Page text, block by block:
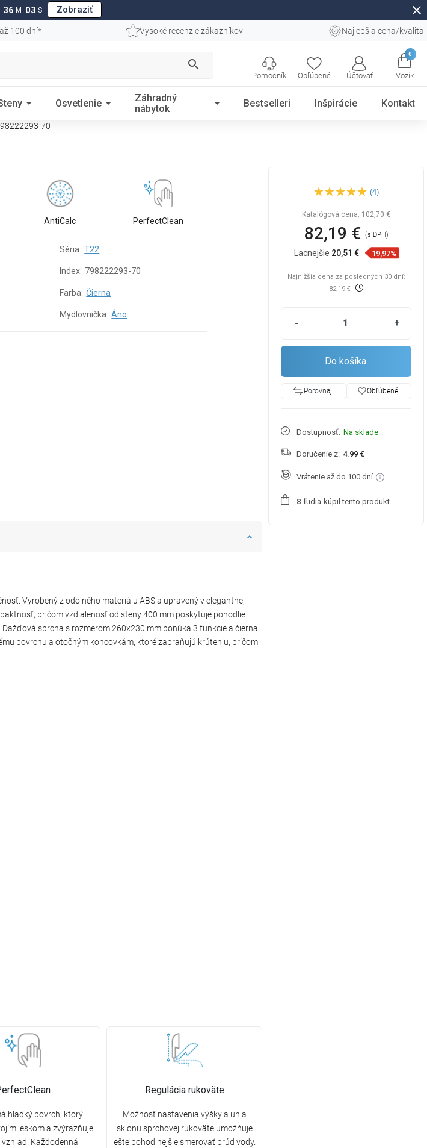
36 M 02 S Zobraziť close
100 dní* Vysoké recenzie zákazníkov Najlepšia cena/kvalita
search
Obľúbené Účtovať
0
Vozík
Pomocník
Osvetlenie
Záhradný
nábytok
Bestselleri Inšpirácie Kontakt
70
AntiCalc PerfectClean
Séria: T22
Index: 798222293-70
Farba: Čierna
Mydlovnička: Áno
Vyrobený z odolného materiálu ABS a upravený v elegantnej
pričom vzdialenosť od steny 400 mm poskytuje pohodlie.
sprcha s rozmerom 260x230 mm ponúka 3 funkcie a čierna
povrchu a otočným koncovkám, ktoré zabraňujú krúteniu, pričom
hladký povrch, ktorý
leskom a zvýrazňuje
Každodenná
Regulácia rukoväte
Možnosť nastavenia výšky a uhla
sklonu sprchovej rukoväte umožňuje
ešte pohodlnejšie smerovať prúd vody.
Mexen T22 sprchový panel,
čierny - 798222293-70
(4)
Katalógová cena: 102,70 €
82,19 € (s DPH)
Lacnejšie 20,51 € 19,97%
Najnižšia cena za posledných 30 dní:
82,19 €
- +
Do košíka
Porovnaj favorite_borderObľúbené
Dostupnosť: Na sklade
Doručenie z: 4.99 €
Vrátenie až do 100 dní
8 ľudia kúpil tento produkt.